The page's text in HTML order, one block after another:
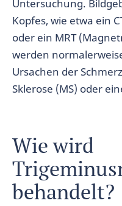
Untersuchung.
Kopfes, wie etwa ein
oder ein MRT
werden
Ursachen der
Sklerose (MS) oder
Wie wird
behandelt?